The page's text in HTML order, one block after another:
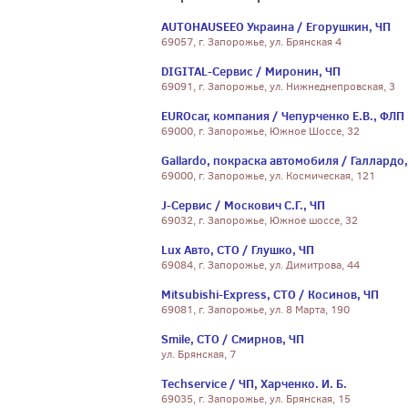
AUTOHAUSEEO Украина / Егорушкин, ЧП
69057, г. Запорожье, ул. Брянская 4
DIGITAL-Сервис / Миронин, ЧП
69091, г. Запорожье, ул. Нижнеднепровская, 3
EUROcar, компания / Чепурченко Е.В., ФЛП
69000, г. Запорожье, Южное Шоссе, 32
Gallardo, покраска автомобиля /
69000, г. Запорожье, ул. Космическая, 121
J-Сервис / Москович С.Г., ЧП
69032, г. Запорожье, Южное шоссе, 32
Lux Авто, СТО / Глушко, ЧП
69084, г. Запорожье, ул. Димитрова, 44
Mitsubishi-Express, СТО / Косинов, ЧП
69081, г. Запорожье, ул. 8 Марта, 190
Smile, СТО / Смирнов, ЧП
ул. Брянская, 7
Techservice / ЧП, Харченко. И. Б.
69035, г. Запорожье, ул. Брянская, 15